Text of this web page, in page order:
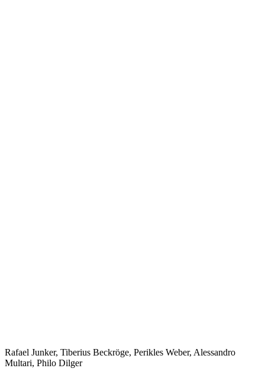
Rafael Junker, Tiberius Beckröge, Perikles Weber, Alessandro
Multari, Philo Dilger